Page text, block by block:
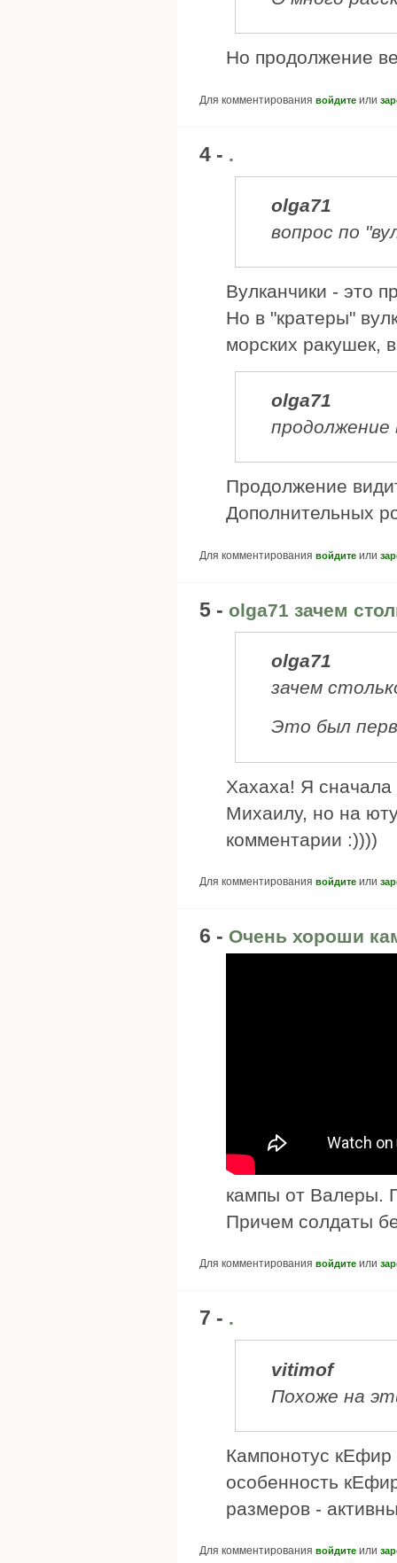
Но продолжение
Для комментирования войдите или
4 - .
olga71
вопрос по
Вулканчики - это
Но в "кратеры"
морских ракушек,
olga71
продолжение
Продолжение
Дополнительных
Для комментирования войдите или
5 - olga71 зачем
olga71
зачем
Это был
Хахаха! Я сначала
Михаилу, но на
комментарии :))))
Для комментирования войдите или
6 - Очень хороши
кампы от Валеры.
Причем солдаты
Для комментирования войдите или
7 - .
vitimof
Похоже на
Кампонотус кЕфир
особенность
размеров -
Для комментирования войдите или